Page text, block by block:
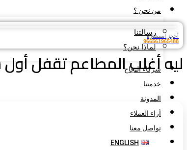
من نحن ؟
رسالتنا
لماذا نحن؟
شركاء النجاح
خدمتنا
المدونة
أراء العملاء
تواصل معنا
ENGLISH
أحجز استشارة
966561965488
ليه أغلب المطاعم تقفل